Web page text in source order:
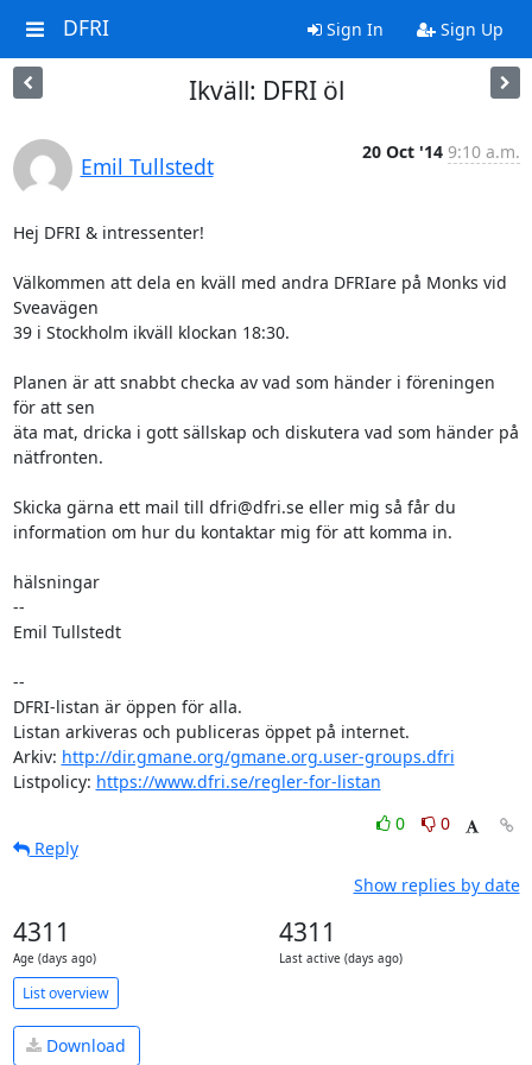
DFRI Sign In Sign Up
Ikväll: DFRI öl
Emil Tullstedt
20 Oct '14 9:10 a.m.
Hej DFRI & intressenter!
Välkommen att dela en kväll med andra DFRIare på Monks vid
Sveavägen
39 i Stockholm ikväll klockan 18:30.
Planen är att snabbt checka av vad som händer i föreningen
för att sen
äta mat, dricka i gott sällskap och diskutera vad som händer på
nätfronten.
Skicka gärna ett mail till dfri@dfri.se eller mig så får du
information om hur du kontaktar mig för att komma in.
hälsningar
--
Emil Tullstedt
--
DFRI-listan är öppen för alla.
Listan arkiveras och publiceras öppet på internet.
Arkiv: http://dir.gmane.org/gmane.org.user-groups.dfri
Listpolicy: https://www.dfri.se/regler-for-listan
0
0
Reply
Show replies by date
4311
Age (days ago)
4311
Last active (days ago)
List overview
Download